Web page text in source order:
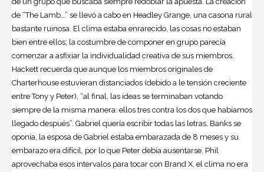
de “The Lamb…” se llevó a cabo en Headley Grange, una casona rural
bastante ruinosa. El clima estaba enrarecido, las cosas no estaban
bien entre ellos; la costumbre de componer en grupo parecía
comenzar a asfixiar la individualidad creativa de sus miembros.
Hackett recuerda que aunque los miembros originales de
Charterhouse estuvieran distanciados (debido a le tensión creciente
entre Tony y Peter), “al final, las ideas se terminaban votando
siempre de la misma manera: ellos tres contra los dos que habíamos
llegado después”. Gabriel quería escribir todas las letras, Banks se
oponía, la esposa de Gabriel estaba embarazada de 8 meses y su
embarazo era difícil, por lo que Peter debía ausentarse, Phil
aprovechaba esos intervalos para tocar con Brand X, el clima no era